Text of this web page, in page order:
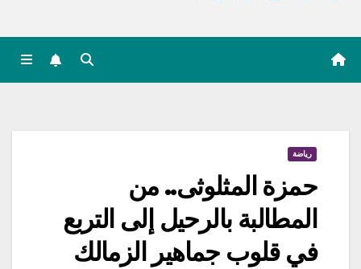
رياضة
حمزة المثلوثى.. من
المطالبة بالرحيل إلى التربع
في قلوب جماهير الزمالك